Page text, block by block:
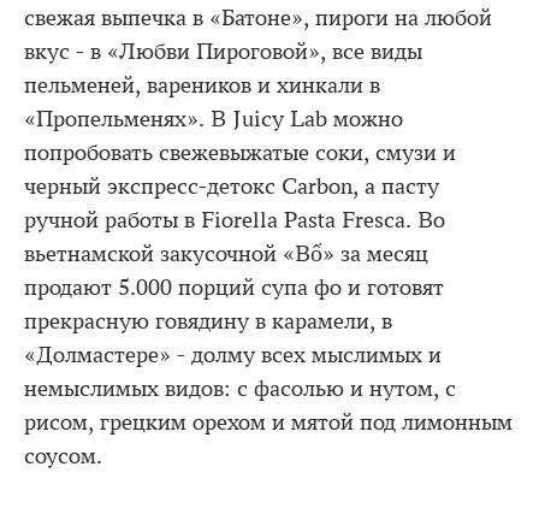
свежая выпечка в «Батоне», пироги на любой
вкус - в «Любви Пироговой», все виды
пельменей, вареников и хинкали в
«Пропельменях». В Juicy Lab можно
попробовать свежевыжатые соки, смузи и
черный экспресс-детокс Carbon, а пасту
ручной работы в Fiorella Pasta Fresca. Во
вьетнамской закусочной «Bổ» за месяц
продают 5.000 порций супа фо и готовят
прекрасную говядину в карамели, в
«Долмастере» - долму всех мыслимых и
немыслимых видов: с фасолью и нутом, с
рисом, грецким орехом и мятой под лимонным
соусом.